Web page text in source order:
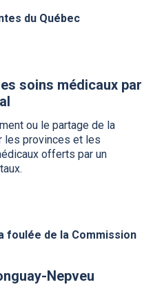
du Québec
soins médicaux par
ou le partage de la
les provinces et les
offerts par un
foulée de la Commission
Nepveu